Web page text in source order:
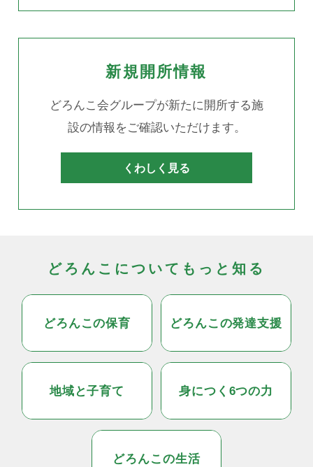
新規開所情報
どろんこ会グループが新たに開所する施
設の情報をご確認いただけます。
くわしく見る
どろんこについてもっと知る
どろんこの保育 どろんこの発達支援
地域と子育て 身につく6つの力
どろんこの生活